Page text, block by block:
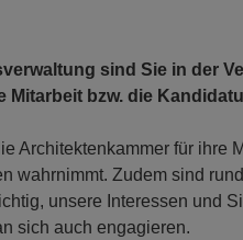
sind Sie in der
Mitarbeit bzw. die
Architektenkammer für ihre
wahrnimmt. Zudem sind
unsere Interessen und
sich auch engagieren.